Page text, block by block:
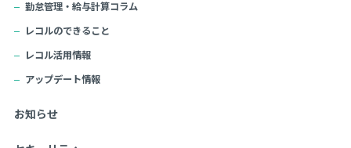
勤怠管理・給与計算コラム
レコルのできること
レコル活用情報
アップデート情報
お知らせ